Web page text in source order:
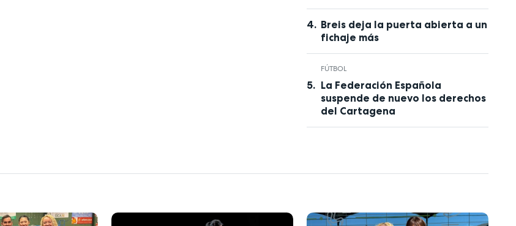
Breis deja la puerta abierta a un
fichaje más
FÚTBOL
La Federación Española
suspende de nuevo los derechos
del Cartagena